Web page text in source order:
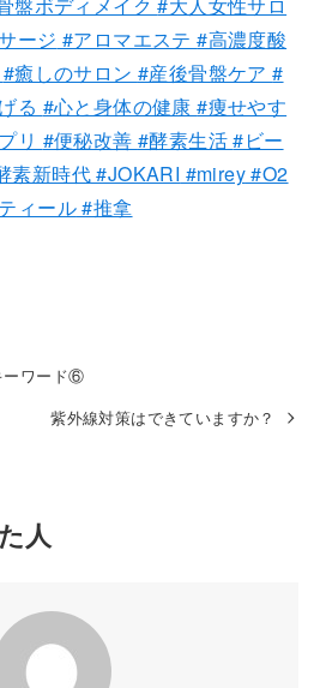
盤ボディメイク#大人女性サロ
ージ #アロマエステ#高濃度酸
#癒しのサロン #産後骨盤ケア#
る #心と身体の健康#痩せやす
リ #便秘改善 #酵素生活#ビー
素新時代#JOKARI #mirey#O2
ィール#推拿
ーワード⑥
紫外線対策はできていますか？
人